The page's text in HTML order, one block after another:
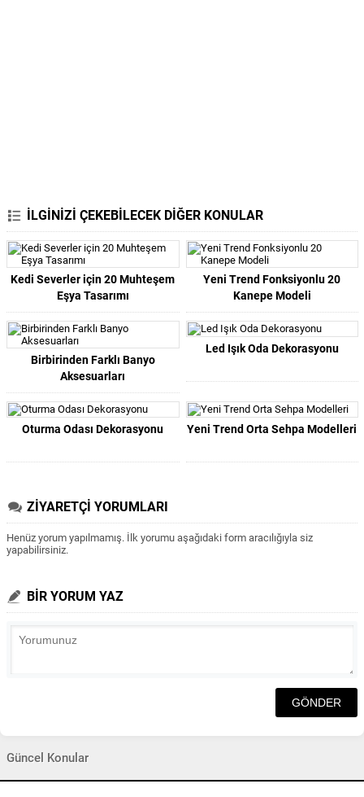
İLGİNİZİ ÇEKEBİLECEK DİĞER KONULAR
Kedi Severler için 20 Muhteşem
Eşya Tasarımı
Yeni Trend Fonksiyonlu 20
Kanepe Modeli
Birbirinden Farklı Banyo
Aksesuarları
Led Işık Oda Dekorasyonu
Oturma Odası Dekorasyonu Yeni Trend Orta Sehpa Modelleri
ZİYARETÇİ YORUMLARI
Henüz yorum yapılmamış. İlk yorumu aşağıdaki form aracılığıyla siz
yapabilirsiniz.
BİR YORUM YAZ
Güncel Konular